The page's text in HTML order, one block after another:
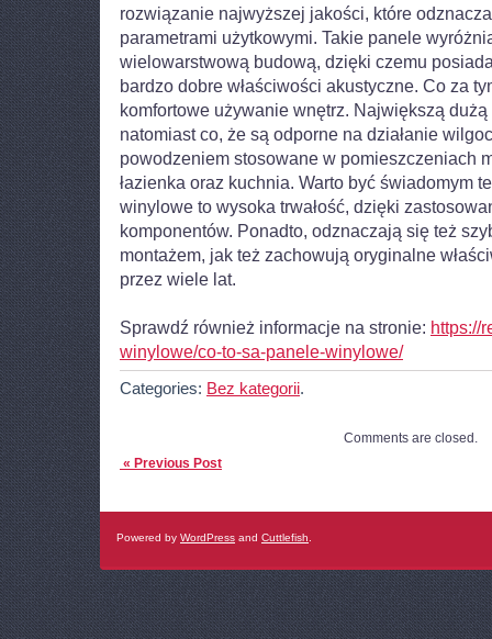
rozwiązanie najwyższej jakości, które
parametrami użytkowymi. Takie panele
wielowarstwową budową, dzięki czemu
bardzo dobre właściwości akustyczne. Co za
komfortowe używanie wnętrz. Największą
natomiast co, że są odporne na działanie
powodzeniem stosowane w pomieszczeniach
łazienka oraz kuchnia. Warto być świadomym
winylowe to wysoka trwałość, dzięki
komponentów. Ponadto, odznaczają się też
montażem, jak też zachowują oryginalne
przez wiele lat.
Sprawdź również informacje na stronie: https://
winylowe/co-to-sa-panele-winylowe/
Categories: Bez kategorii.
Comments are closed.
« Previous Post
Powered by WordPress and Cuttlefish